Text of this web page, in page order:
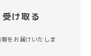
け取る
をお届けいたしま